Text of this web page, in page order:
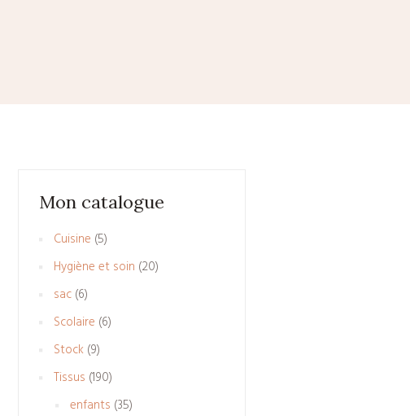
Mon catalogue
Cuisine 55
produits
Hygiène et soin 2020
sac 66
produits
Scolaire 66
Stock 99
produits
Tissus 190190
produits
enfants 3535